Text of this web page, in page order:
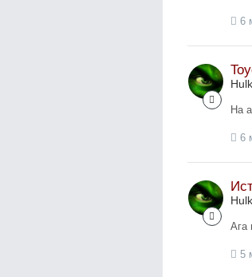
6
На
6
Ага
5